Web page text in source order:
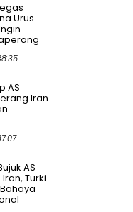
Urus
AS
Iran
AS
Turki